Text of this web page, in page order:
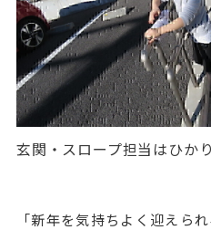
玄関・スロープ担当はひか
「新年を気持ちよく迎えら